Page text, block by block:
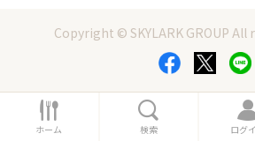
Copyright © SKYLARK GROUP
ホ
ー
ホーム 索
検索 ログ